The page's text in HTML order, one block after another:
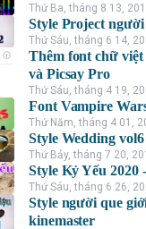
Thứ Ba, tháng 8 13,
Style Project người
Thứ Sáu, tháng 6 14,
Thêm font chữ
và Picsay Pro
Thứ Sáu, tháng 4 19,
Font Vampire
Thứ Năm, tháng 4 01,
Style Wedding
Thứ Bảy, tháng 7 20,
Style Kỷ Yếu 2020
Thứ Sáu, tháng 6 26,
Style người que
kinemaster